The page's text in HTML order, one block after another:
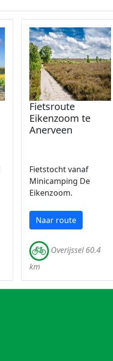
Fietsroute
Eikenzoom te
Anerveen
Fietstocht vanaf
Minicamping De
Eikenzoom.
Naar route
Overijssel 60.4
km